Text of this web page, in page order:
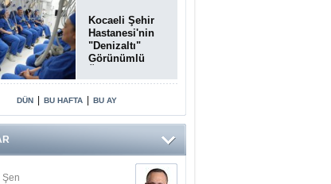
Kocaeli Şehir
Hastanesi'nin
"Denizaltı"
Görünümlü
Hastalara Umut
Oluyor
DÜN BU HAFTA BU AY
Şen